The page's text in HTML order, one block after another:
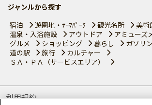
ジャンルから探す
宿泊
遊園地・ﾃｰﾏﾊﾟｰｸ 観光名所
美術
温泉・入浴施設
アウトドア
アミューズ
グルメ
ショッピング 暮らし
ガソリ
道の駅
旅行
カルチャー
ＳＡ・ＰＡ（サービスエリア）
利用規約